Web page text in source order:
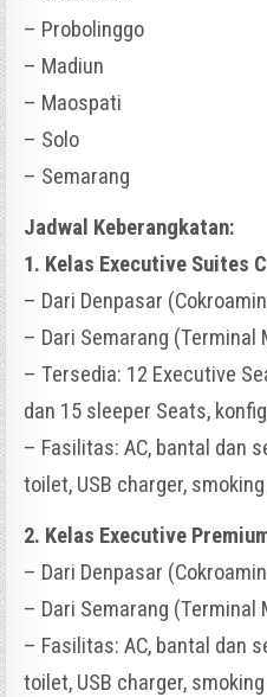
– Probolinggo
– Madiun
– Maospati
– Solo
– Semarang
Jadwal Keberangkatan:
1. Kelas Executive Suites
– Dari Denpasar
– Dari Semarang (Terminal
– Tersedia: 12 Executive
dan 15 sleeper Seats,
– Fasilitas: AC, bantal dan
toilet, USB charger,
2. Kelas Executive
– Dari Denpasar
– Dari Semarang (Terminal
– Fasilitas: AC, bantal dan
toilet, USB charger,